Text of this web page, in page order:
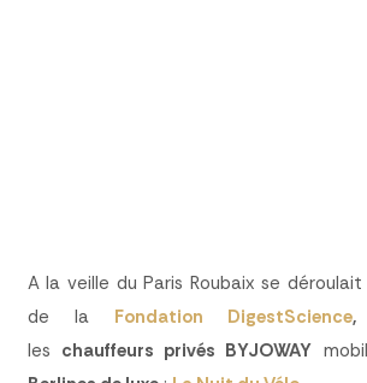
A la veille du Paris Roubaix se
de la Fondation DigestScience
les chauffeurs privés BYJOWAY